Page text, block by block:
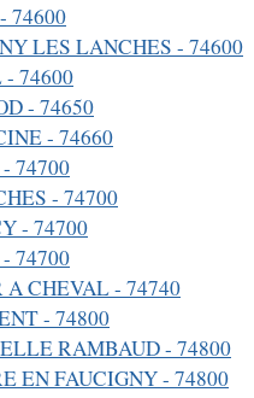
74600
LES LANCHES - 74600
74600
- 74650
- 74660
74700
- 74700
- 74700
74700
A CHEVAL - 74740
- 74800
RAMBAUD - 74800
EN FAUCIGNY - 74800